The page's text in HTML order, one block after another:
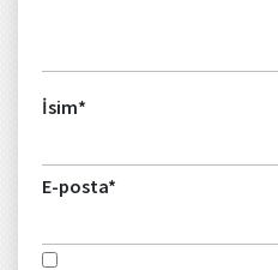
İsim*
E-posta*